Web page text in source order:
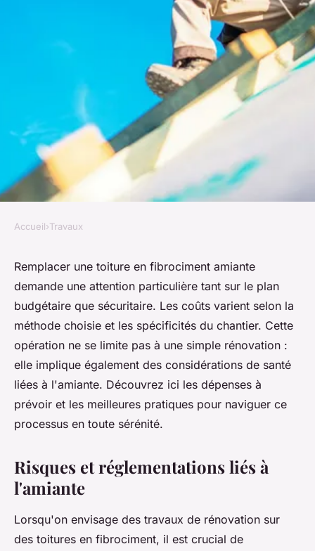
Remplacer votre toiture en
fibrociment amiante : budget à
prévoir
Emy•27 octobre 2025•4 min de lecture
Accueil›Travaux
Remplacer une toiture en fibrociment amiante
demande une attention particulière tant sur le plan
budgétaire que sécuritaire. Les coûts varient selon la
méthode choisie et les spécificités du chantier. Cette
opération ne se limite pas à une simple rénovation :
elle implique également des considérations de santé
liées à l'amiante. Découvrez ici les dépenses à
prévoir et les meilleures pratiques pour naviguer ce
processus en toute sérénité.
Risques et réglementations liés à
l'amiante
Lorsqu'on envisage des travaux de rénovation sur
des toitures en fibrociment, il est crucial de